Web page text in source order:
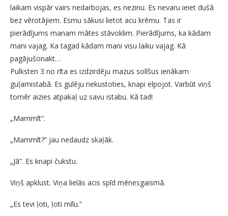
laikam vispār vairs nedarbojas, es nezinu. Es nevaru ieiet dušā
bez vērotājiem. Esmu sākusi lietot acu krēmu. Tas ir
pierādījums manam mātes stāvoklim. Pierādījums, ka kādam
mani vajag. Ka tagad kādam mani visu laiku vajag. Kā
pagājušonakt…
Pulksten 3 no rīta es izdzirdēju mazus solīšus ienākam
guļamistabā. Es gulēju nekustoties, knapi elpojot. Varbūt viņš
tomēr aizies atpakaļ uz savu istabu. Kā tad!
„Mammīt”.
„Mammīt?” jau nedaudz skaļāk.
„Jā”. Es knapi čukstu.
Viņš apklust. Viņa lielās acis spīd mēnesgaismā.
„Es tevi ļoti, ļoti mīlu.”